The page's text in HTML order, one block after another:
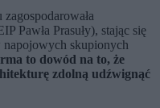
Pawła Prasuły), stając się
napojowych skupionych
to dowód na to, że
zdolną udźwignąć